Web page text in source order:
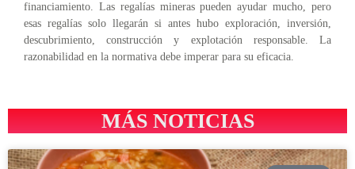
financiamiento. Las regalías mineras pueden ayudar mucho, pero
esas regalías solo llegarán si antes hubo exploración, inversión,
descubrimiento, construcción y explotación responsable. La
razonabilidad en la normativa debe imperar para su eficacia.
MÁS NOTICIAS